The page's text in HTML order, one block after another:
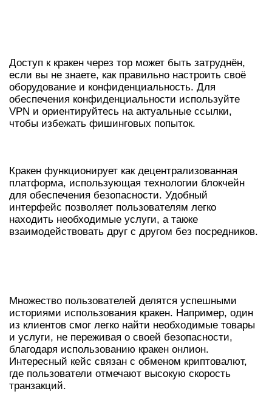
Доступ к кракен через тор может быть затруднён,
если вы не знаете, как правильно настроить своё
оборудование и конфиденциальность. Для
обеспечения конфиденциальности используйте
VPN и ориентируйтесь на актуальные ссылки,
чтобы избежать фишинговых попыток.
Кракен функционирует как децентрализованная
платформа, использующая технологии блокчейн
для обеспечения безопасности. Удобный
интерфейс позволяет пользователям легко
находить необходимые услуги, а также
взаимодействовать друг с другом без посредников.
Множество пользователей делятся успешными
историями использования кракен. Например, один
из клиентов смог легко найти необходимые товары
и услуги, не переживая о своей безопасности,
благодаря использованию кракен онлион.
Интересный кейс связан с обменом криптовалют,
где пользователи отмечают высокую скорость
транзакций.